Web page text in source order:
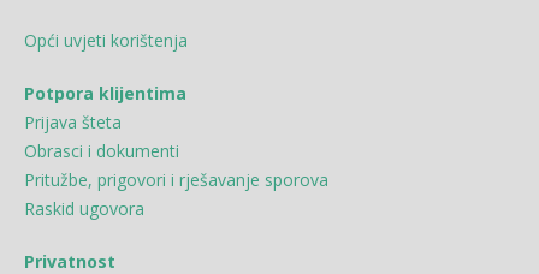
Opći uvjeti korištenja
Potpora klijentima
Prijava šteta
Obrasci i dokumenti
Pritužbe, prigovori i rješavanje sporova
Raskid ugovora
Privatnost